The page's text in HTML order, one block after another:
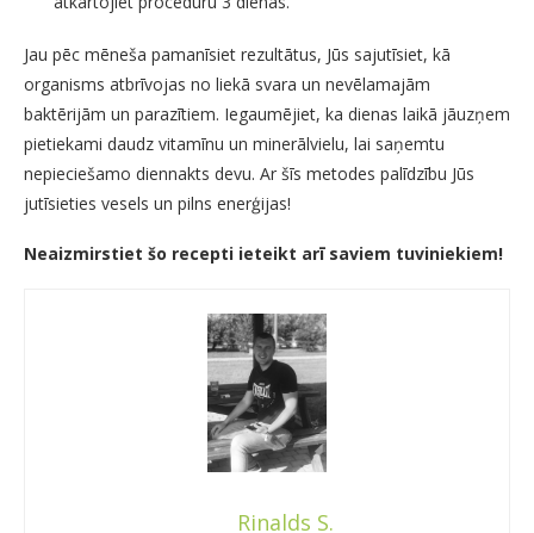
Jau pēc mēneša pamanīsiet rezultātus, Jūs sajutīsiet, kā
organisms atbrīvojas no liekā svara un nevēlamajām
baktērijām un parazītiem. Iegaumējiet, ka dienas laikā jāuzņem
pietiekami daudz vitamīnu un minerālvielu, lai saņemtu
nepieciešamo diennakts devu. Ar šīs metodes palīdzību Jūs
jutīsieties vesels un pilns enerģijas!
Neaizmirstiet šo recepti ieteikt arī saviem tuviniekiem!
Rinalds S.